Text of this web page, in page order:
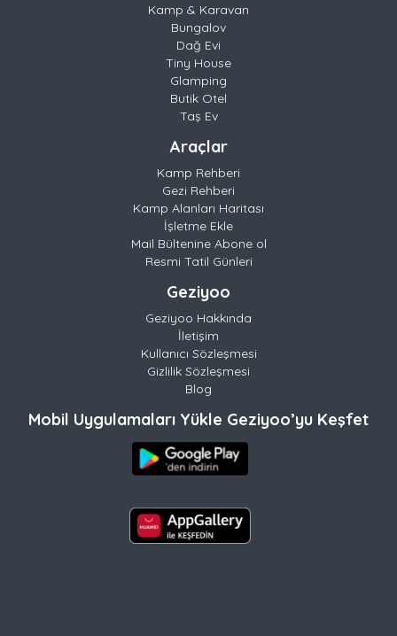
Kamp & Karavan
Bungalov
Dağ Evi
Tiny House
Glamping
Butik Otel
Taş Ev
Araçlar
Kamp Rehberi
Gezi Rehberi
Kamp Alanları Haritası
İşletme Ekle
Mail Bültenine Abone ol
Resmi Tatil Günleri
Geziyoo
Geziyoo Hakkında
İletişim
Kullanıcı Sözleşmesi
Gizlilik Sözleşmesi
Blog
Mobil Uygulamaları Yükle Geziyoo’yu Keşfet